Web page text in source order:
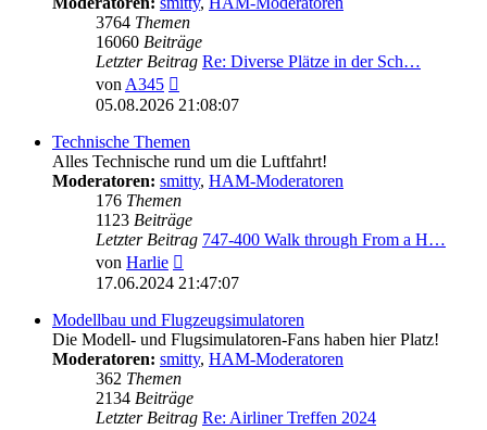
3764 Themen
16060 Beiträge
Letzter Beitrag Re: Diverse Plätze in der Sch…
vonA345
Beitrag
05.08.2026 21:08:07
Technische Themen
Alles Technische rund um die Luftfahrt!
Moderatoren: smitty, HAM-Moderatoren
176 Themen
1123 Beiträge
Letzter Beitrag 747-400 Walk through From a H…
von Harlie
Beitrag
17.06.2024 21:47:07
Modellbau und Flugzeugsimulatoren
Die Modell- und Flugsimulatoren-Fans haben hier Platz!
Moderatoren: smitty, HAM-Moderatoren
362 Themen
2134 Beiträge
Letzter Beitrag Re: Airliner Treffen 2024